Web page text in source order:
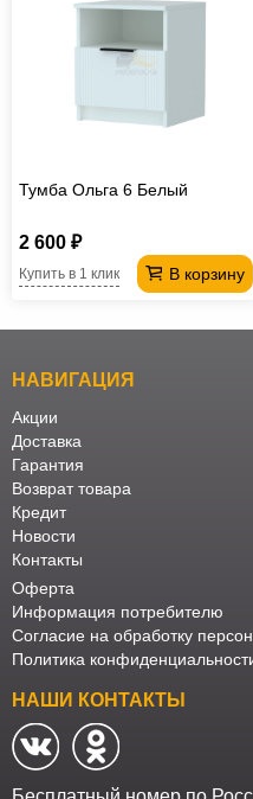
Тумба Ольга 6 Белый
2 600 ₽
В корзину
Купить в 1 клик
НАВИГАЦИЯ
Акции
Доставка
Гарантия
Возврат товара
Кредит
Новости
Контакты
Оферта
Информация потребителю
Согласие на обработку
Политика
НАШИ КОНТАКТЫ